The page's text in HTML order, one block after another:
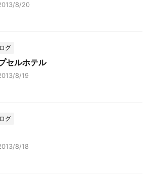
8/20
グ
セルホテル
8/19
グ
8/18